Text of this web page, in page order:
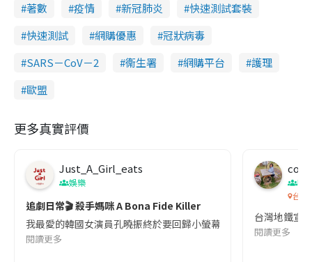
著數 疫情 新冠肺炎
快速測試套裝
快速測試
網購優惠
冠狀病毒
SARS－CoV－2
衞生署 網購平台
護理
歐盟
更多真實評價
Just_A_Girl_eats
娛樂
追劇日常🎬 殺手媽咪 A Bona Fide Killer
我最愛的韓國女演員孔曉振終於要回歸小螢幕啦!這次的劇本改編
閱讀更多
co
吹
台灣
台灣地鐵宣
閱讀更多